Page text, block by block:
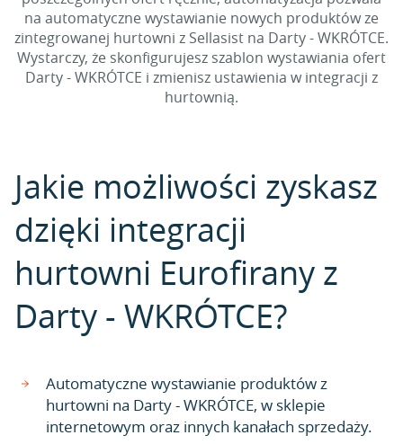
na automatyczne wystawianie nowych produktów ze
zintegrowanej hurtowni z Sellasist na Darty - WKRÓTCE.
Wystarczy, że skonfigurujesz szablon wystawiania ofert
Darty - WKRÓTCE i zmienisz ustawienia w integracji z
hurtownią.
Jakie możliwości zyskasz
dzięki integracji
hurtowni Eurofirany z
Darty - WKRÓTCE?
Automatyczne wystawianie produktów z
hurtowni na Darty - WKRÓTCE, w sklepie
internetowym oraz innych kanałach sprzedaży.